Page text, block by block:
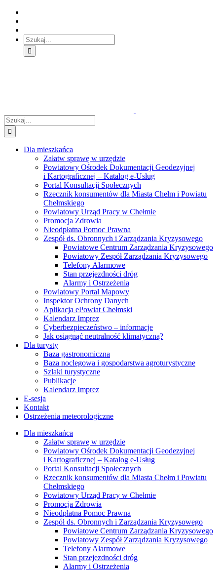
Skip
Treść
główna
Skip
Menu
główne
Skip
Menu
dodatkowe
Szukaj
Szukaj
Dla mieszkańca
Załatw sprawę w urzędzie
Powiatowy Ośrodek Dokumentacji Geodezyjnej
i Kartograficznej – Katalog e-Usług
Portal Konsultacji Społecznych
Rzecznik konsumentów dla Miasta Chełm i Powiatu
Chełmskiego
Powiatowy Urząd Pracy w Chełmie
Promocja Zdrowia
Nieodpłatna Pomoc Prawna
Zespół ds. Obronnych i Zarządzania Kryzysowego
Powiatowe Centrum Zarządzania Kryzysowego
Powiatowy Zespół Zarządzania Kryzysowego
Telefony Alarmowe
Stan przejezdności dróg
Alarmy i Ostrzeżenia
Powiatowy Portal Mapowy
Inspektor Ochrony Danych
Aplikacja ePowiat Chełmski
Kalendarz Imprez
Cyberbezpieczeństwo – informacje
Jak osiągnąć neutralność klimatyczną?
Dla turysty
Baza gastronomiczna
Baza noclegowa i gospodarstwa agroturystyczne
Szlaki turystyczne
Publikacje
Kalendarz Imprez
E-sesja
Kontakt
Ostrzeżenia meteorologiczne
Dla mieszkańca
Załatw sprawę w urzędzie
Powiatowy Ośrodek Dokumentacji Geodezyjnej
i Kartograficznej – Katalog e-Usług
Portal Konsultacji Społecznych
Rzecznik konsumentów dla Miasta Chełm i Powiatu
Chełmskiego
Powiatowy Urząd Pracy w Chełmie
Promocja Zdrowia
Nieodpłatna Pomoc Prawna
Zespół ds. Obronnych i Zarządzania Kryzysowego
Powiatowe Centrum Zarządzania Kryzysowego
Powiatowy Zespół Zarządzania Kryzysowego
Telefony Alarmowe
Stan przejezdności dróg
Alarmy i Ostrzeżenia